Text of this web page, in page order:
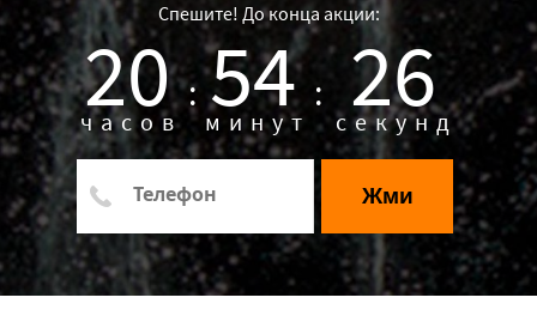
Спешите! До конца акции:
20 :
часов 54 :
минут 25
секунд
Жми